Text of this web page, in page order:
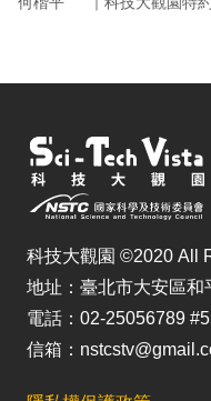
科技大觀園 ©2020 All
地址：臺北市大安區
電話：02-25056789
信箱：